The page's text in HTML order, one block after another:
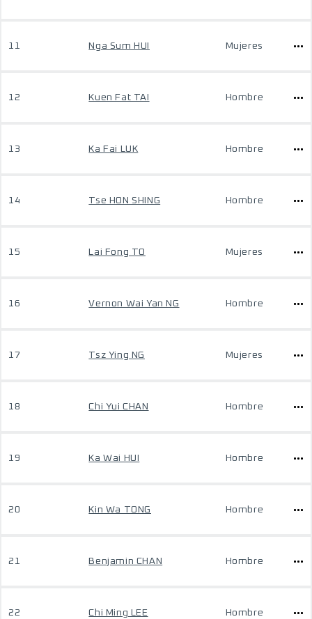
11 Nga Sum HUI Mujeres
12 Kuen Fat TAI Hombre
13 Ka Fai LUK Hombre
14 Tse HON SHING Hombre
15 Lai Fong TO Mujeres
16 Vernon Wai Yan NG Hombre
17 Tsz Ying NG Mujeres
18 Chi Yui CHAN Hombre
19 Ka Wai HUI Hombre
20 Kin Wa TONG Hombre
21 Benjamin CHAN Hombre
22 Chi Ming LEE Hombre